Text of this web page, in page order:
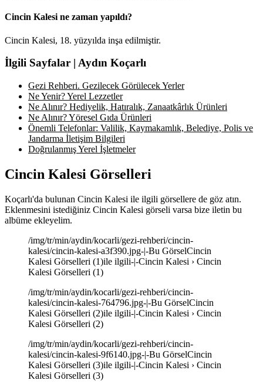
Cincin Kalesi ne zaman yapıldı?
Cincin Kalesi, 18. yüzyılda inşa edilmiştir.
İlgili Sayfalar | Aydın Koçarlı
Gezi Rehberi. Gezilecek Görülecek Yerler
Ne Yenir? Yerel Lezzetler
Ne Alınır? Hediyelik, Hatıralık, Zanaatkârlık Ürünleri
Ne Alınır? Yöresel Gıda Ürünleri
Önemli Telefonlar: Valilik, Kaymakamlık, Belediye, Polis ve
Jandarma İletişim Bilgileri
Doğrulanmış Yerel İşletmeler
Cincin Kalesi Görselleri
Koçarlı'da bulunan Cincin Kalesi ile ilgili görsellere de göz atın.
Eklenmesini istediğiniz Cincin Kalesi görseli varsa bize iletin bu
albüme ekleyelim.
/img/tr/min/aydin/kocarli/gezi-rehberi/cincin-
kalesi/cincin-kalesi-a3f390.jpg-|-Bu GörselCincin
Kalesi Görselleri (1)ile ilgili-|-Cincin Kalesi › Cincin
Kalesi Görselleri (1)
/img/tr/min/aydin/kocarli/gezi-rehberi/cincin-
kalesi/cincin-kalesi-764796.jpg-|-Bu GörselCincin
Kalesi Görselleri (2)ile ilgili-|-Cincin Kalesi › Cincin
Kalesi Görselleri (2)
/img/tr/min/aydin/kocarli/gezi-rehberi/cincin-
kalesi/cincin-kalesi-9f6140.jpg-|-Bu GörselCincin
Kalesi Görselleri (3)ile ilgili-|-Cincin Kalesi › Cincin
Kalesi Görselleri (3)